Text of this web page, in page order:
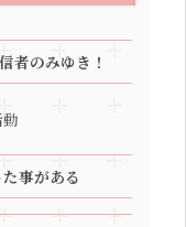
者のみゆき！
事がある